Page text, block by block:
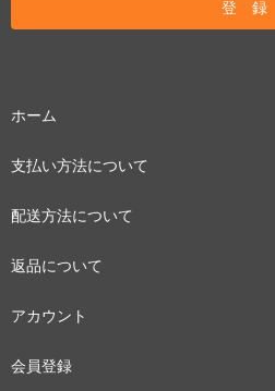
ホーム
支払い方法について
配送方法について
返品について
アカウント
会員登録